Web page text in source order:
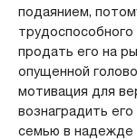
подаянием,
продать его на
опущенной
мотивация для
вознаградить
семью в надежде